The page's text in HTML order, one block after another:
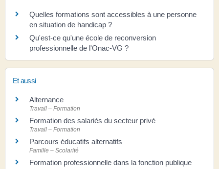
Quelles formations sont accessibles à une personne
en situation de handicap ?
Qu'est-ce qu'une école de reconversion
professionnelle de l'Onac-VG ?
Et aussi
Alternance
Travail – Formation
Formation des salariés du secteur privé
Travail – Formation
Parcours éducatifs alternatifs
Famille – Scolarité
Formation professionnelle dans la fonction publique